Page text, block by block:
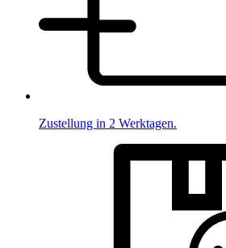
Zustellung in 2 Werktagen.